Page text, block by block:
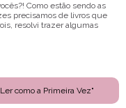
Como estão sendo as
precisamos de livros que
resolvi trazer algumas
como a Primeira Vez"